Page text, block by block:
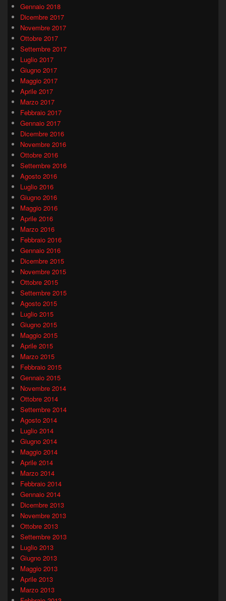
Gennaio 2018
Dicembre 2017
Novembre 2017
Ottobre 2017
Settembre 2017
Luglio 2017
Giugno 2017
Maggio 2017
Aprile 2017
Marzo 2017
Febbraio 2017
Gennaio 2017
Dicembre 2016
Novembre 2016
Ottobre 2016
Settembre 2016
Agosto 2016
Luglio 2016
Giugno 2016
Maggio 2016
Aprile 2016
Marzo 2016
Febbraio 2016
Gennaio 2016
Dicembre 2015
Novembre 2015
Ottobre 2015
Settembre 2015
Agosto 2015
Luglio 2015
Giugno 2015
Maggio 2015
Aprile 2015
Marzo 2015
Febbraio 2015
Gennaio 2015
Novembre 2014
Ottobre 2014
Settembre 2014
Agosto 2014
Luglio 2014
Giugno 2014
Maggio 2014
Aprile 2014
Marzo 2014
Febbraio 2014
Gennaio 2014
Dicembre 2013
Novembre 2013
Ottobre 2013
Settembre 2013
Luglio 2013
Giugno 2013
Maggio 2013
Aprile 2013
Marzo 2013